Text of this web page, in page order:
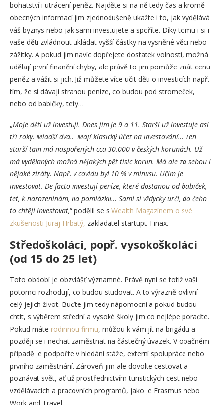
bohatství i utrácení peněz. Najděte si na ně tedy čas a kromě
obecných informací jim zjednodušeně ukažte i to, jak vydělává
váš byznys nebo jak sami investujete a spoříte. Díky tomu i si i
vaše děti zvládnout ukládat vyšší částky na vysněné věci nebo
zážitky. A pokud jim navíc dopřejete dostatek volnosti, možná
udělají první finanční chyby, ale právě to jim pomůže znát cenu
peněz a vážit si jich. Již můžete více učit děti o investicích např.
tím, že si dávají stranou peníze, co budou pod stromeček,
nebo od babičky, tety…
„Moje děti už investují. Dnes jim je 9 a 11. Starší už investuje asi
tři roky. Mladší dva… Mají klasický účet na investování… Ten
starší tam má naspořených cca 30.000 v českých korunách. Už
má vydělaných možná nějakých pět tisíc korun. Má ale za sebou i
nějaké ztráty. Např. v covidu byl 10 % v mínusu. Učím je
investovat. De facto investují peníze, které dostanou od babiček,
tet, k narozeninám, na pomlázku… Sami si vždycky určí, do čeho
to chtějí investovat,“ podělil se s Wealth Magazínem o své
zkušenosti Juraj Hrbatý, zakladatel startupu Finax.
Středoškoláci, popř. vysokoškoláci
(od 15 do 25 let)
Toto období je obzvlášť významné. Právě nyní se totiž vaši
potomci rozhodují, co budou studovat. A to výrazně ovlivní
celý jejich život. Buďte jim tedy nápomocní a pokud budou
chtít, s výběrem střední a vysoké školy jim co nejlépe poraďte.
Pokud máte rodinnou firmu, můžou k vám jít na brigádu a
později se i nechat zaměstnat na částečný úvazek. V opačném
případě je podpořte v hledání stáže, externí spolupráce nebo
prvního zaměstnání. Zároveň jim ale dovolte cestovat a
poznávat svět, ať už prostřednictvím turistických cest nebo
vzdělávacích a pracovních programů, jako je Erasmus nebo
Work and Travel.